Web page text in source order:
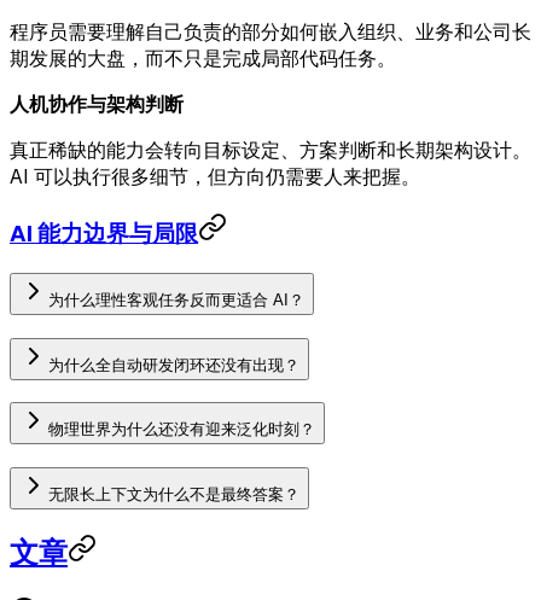
程序员需要理解自己负责的部分如何嵌入组织、业务和公司长
期发展的大盘，而不只是完成局部代码任务。
人机协作与架构判断
真正稀缺的能力会转向目标设定、方案判断和长期架构设计。
AI 可以执行很多细节，但方向仍需要人来把握。
AI 能力边界与局限
为什么理性客观任务反而更适合 AI？
为什么全自动研发闭环还没有出现？
物理世界为什么还没有迎来泛化时刻？
无限长上下文为什么不是最终答案？
文章